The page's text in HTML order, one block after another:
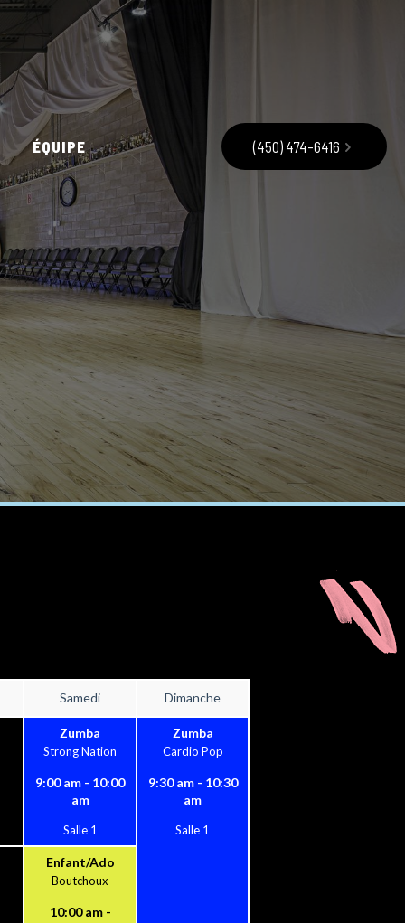
ÉQUIPE (450) 474-6416
Samedi Dimanche
Zumba
Strong Nation
9:00 am - 10:00
am
Salle 1
Zumba
Cardio Pop
9:30 am - 10:30
am
Salle 1
Enfant/Ado
Boutchoux
10:00 am -